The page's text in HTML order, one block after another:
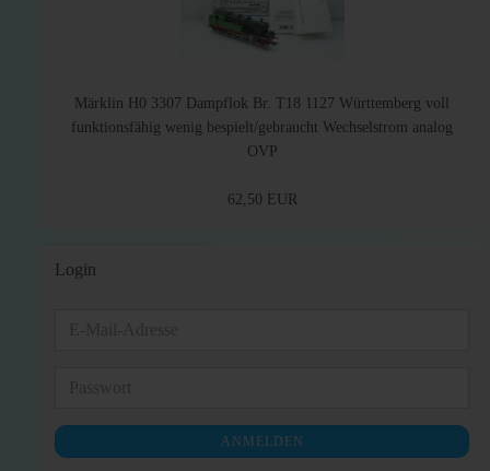
Märklin H0 3307 Dampflok Br. T18 1127 Württemberg voll
funktionsfähig wenig bespielt/gebraucht Wechselstrom analog
OVP
62,50 EUR
Login
ANMELDEN